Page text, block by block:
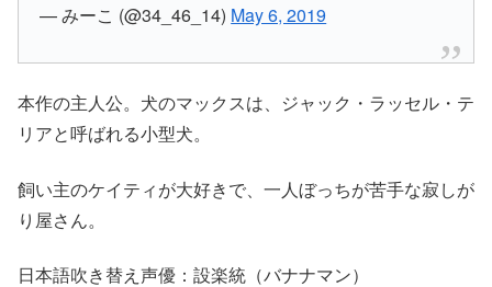
— みーこ (@34_46_14) May 6, 2019
本作の主人公。犬のマックスは、ジャック・ラッセル・テ
リアと呼ばれる小型犬。
飼い主のケイティが大好きで、一人ぼっちが苦手な寂しが
り屋さん。
日本語吹き替え声優：設楽統（バナナマン）